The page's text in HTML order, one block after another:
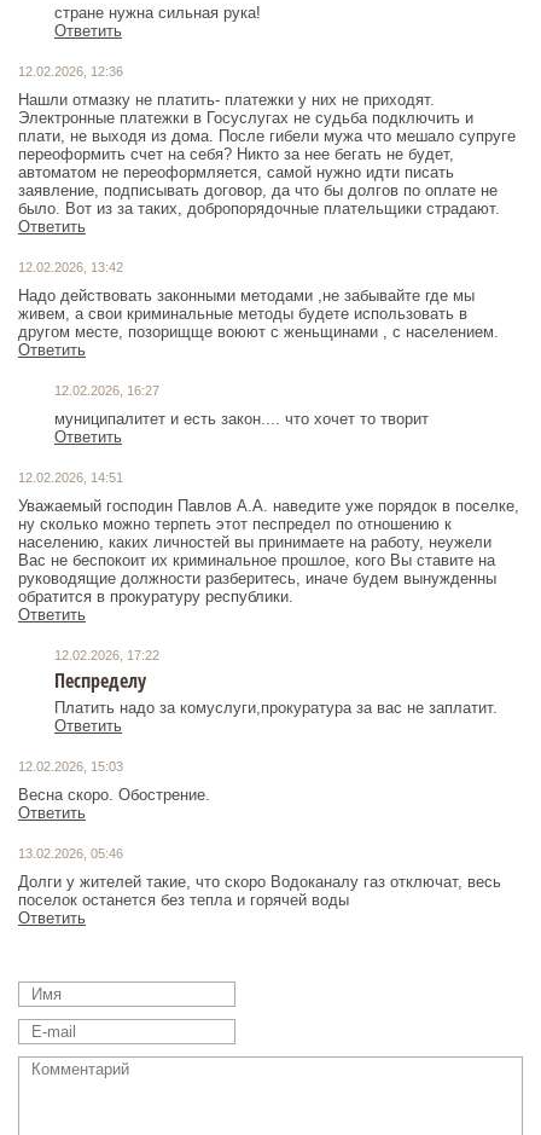
стране нужна сильная рука!
Ответить
12.02.2026, 12:36
Нашли отмазку не платить- платежки у них не приходят.
Электронные платежки в Госуслугах не судьба подключить и
плати, не выходя из дома. После гибели мужа что мешало супруге
переоформить счет на себя? Никто за нее бегать не будет,
автоматом не переоформляется, самой нужно идти писать
заявление, подписывать договор, да что бы долгов по оплате не
было. Вот из за таких, добропорядочные плательщики страдают.
Ответить
12.02.2026, 13:42
Надо действовать законными методами ,не забывайте где мы
живем, а свои криминальные методы будете использовать в
другом месте, позорищще воюют с женьщинами , с населением.
Ответить
12.02.2026, 16:27
муниципалитет и есть закон.... что хочет то творит
Ответить
12.02.2026, 14:51
Уважаемый господин Павлов А.А. наведите уже порядок в поселке,
ну сколько можно терпеть этот песпредел по отношению к
населению, каких личностей вы принимаете на работу, неужели
Вас не беспокоит их криминальное прошлое, кого Вы ставите на
руководящие должности разберитесь, иначе будем вынужденны
обратится в прокуратуру республики.
Ответить
12.02.2026, 17:22
Песпределу
Платить надо за комуслуги,прокуратура за вас не заплатит.
Ответить
12.02.2026, 15:03
Весна скоро. Обострение.
Ответить
13.02.2026, 05:46
Долги у жителей такие, что скоро Водоканалу газ отключат, весь
поселок останется без тепла и горячей воды
Ответить